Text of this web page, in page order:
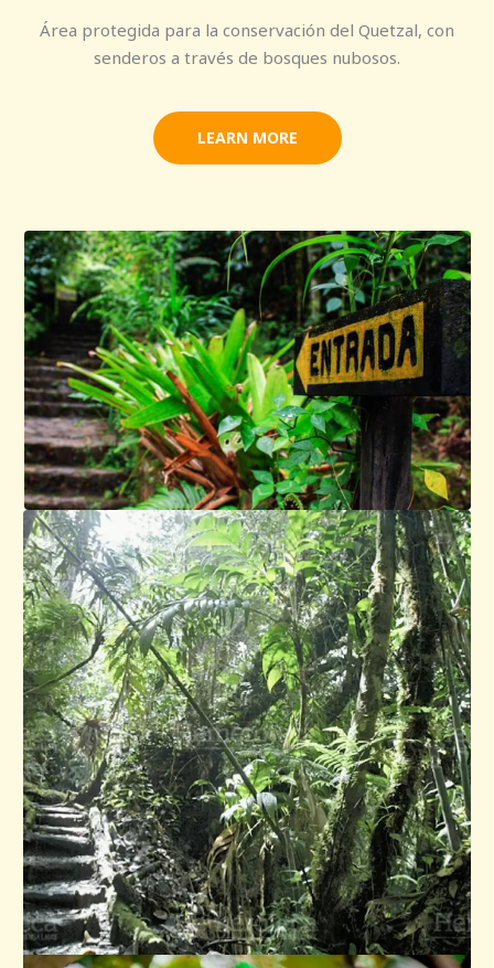
Área protegida para la conservación del Quetzal, con
senderos a través de bosques nubosos.
LEARN MORE